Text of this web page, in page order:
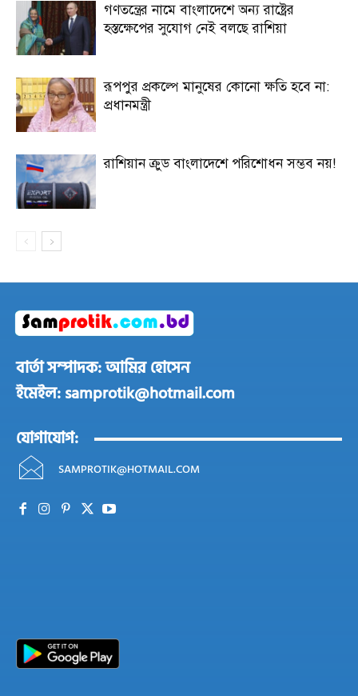
গণতন্ত্রের নামে বাংলাদেশে অন্য রাষ্ট্রের
হস্তক্ষেপের সুযোগ নেই বলছে রাশিয়া
রূপপুর প্রকল্পে মানুষের কোনো ক্ষতি হবে না:
প্রধানমন্ত্রী
রাশিয়ান ক্রুড বাংলাদেশে পরিশোধন সম্ভব নয়!
বার্তা সম্পাদক: আমির হোসেন
ইমেইল: samprotik@hotmail.com
যোগাযোগ:
SAMPROTIK@HOTMAIL.COM